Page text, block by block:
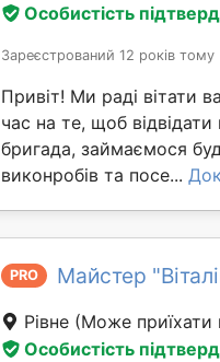
Особистість
Зареєстрований 12 років тому
Привіт! Ми раді вітати
час на те, щоб
бригада, займаємося
виконробів та посе...
PRO Майстер
Рівне (Може
Особистість